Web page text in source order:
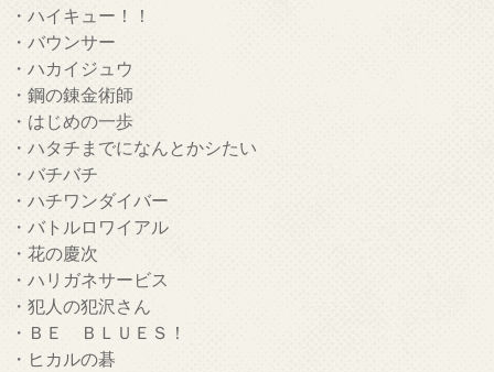
・ハイキュー！！
・バウンサー
・ハカイジュウ
・鋼の錬金術師
・はじめの一歩
・ハタチまでになんとかシたい
・バチバチ
・ハチワンダイバー
・バトルロワイアル
・花の慶次
・ハリガネサービス
・犯人の犯沢さん
・ＢＥ ＢＬＵＥＳ！
・ヒカルの碁